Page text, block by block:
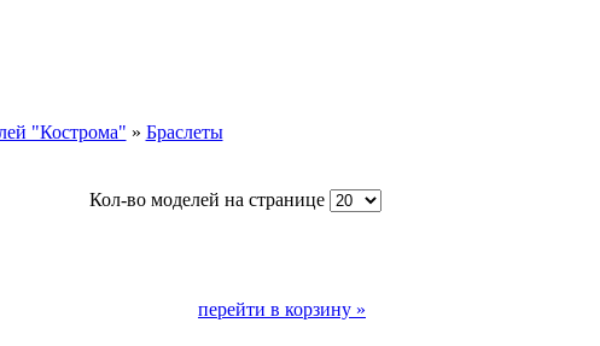
"Кострома" » Браслеты
Кол-во моделей на странице
перейти в корзину »